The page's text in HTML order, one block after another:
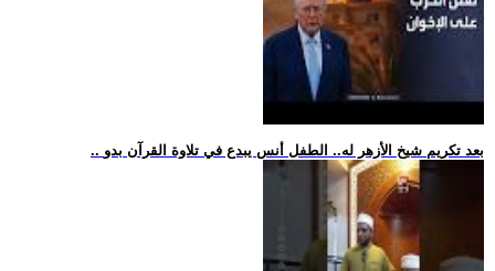
.. بعد تكريم شيخ الأزهر له.. الطفل أنس يبدع في تلاوة القرآن بدو